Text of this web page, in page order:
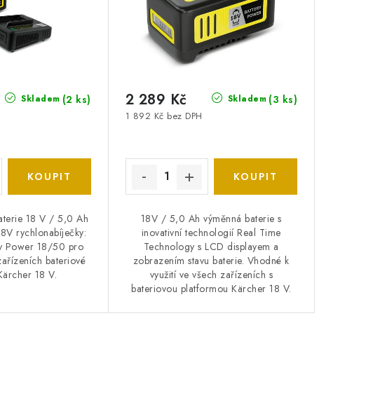
Skladem (2 ks)
18 V / 5,0 Ah
rychlonabíječky:
Power 18/50 pro
bateriové
18 V.
Skladem (3 ks)
1 892 Kč bez DPH
2 289 Kč
18V / 5,0 Ah výměnná baterie s
inovativní technologií Real Time
Technology s LCD displayem a
zobrazením stavu baterie. Vhodné k
využití ve všech zařízeních s
bateriovou platformou Kärcher 18 V.